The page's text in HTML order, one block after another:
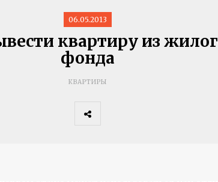
06.05.2013
квартиру из
фонда
КВАРТИРЫ